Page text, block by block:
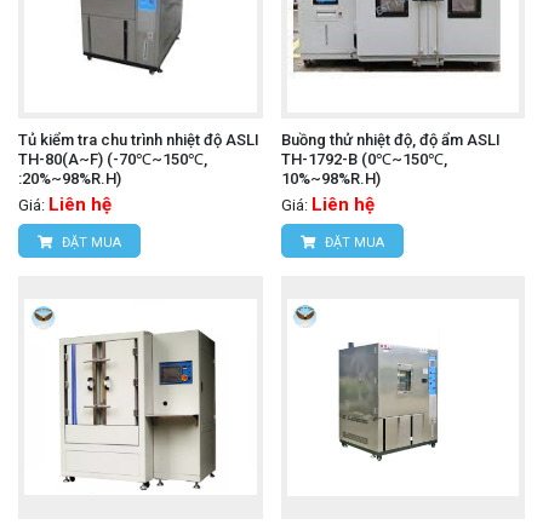
Tủ kiểm tra chu trình nhiệt độ ASLI
TH-80(A~F) (-70℃~150℃,
:20%~98%R.H)
Giá: Liên hệ
ĐẶT MUA
Buồng thử nhiệt độ, độ ẩm ASLI
TH-1792-B (0℃~150℃,
10%~98%R.H)
Giá: Liên hệ
ĐẶT MUA